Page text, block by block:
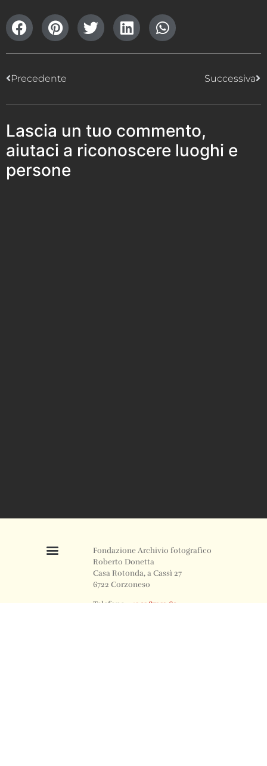
Precedente Successiva
Lascia un tuo commento,
aiutaci a riconoscere luoghi e
persone
Fondazione Archivio fotografico
Roberto Donetta
Casa Rotonda, a Cassì 27
6722 Corzoneso
Telefono
+41 91 871 12 63